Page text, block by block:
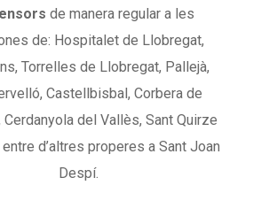
de manera regular a les
de: Hospitalet de Llobregat,
Torrelles de Llobregat, Pallejà,
Castellbisbal, Corbera de
Cerdanyola del Vallès, Sant Quirze
d’altres properes a Sant Joan
Despí.